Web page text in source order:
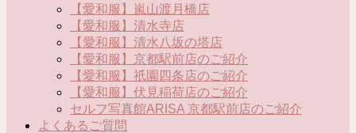
【愛和服】嵐山渡月橋店
【愛和服】清水寺店
【愛和服】清水八坂の塔店
【愛和服】京都駅前店のご紹介
【愛和服】祇園四条店のご紹介
【愛和服】伏見稲荷店のご紹介
セルフ写真館ARISA 京都駅前店のご紹介
よくあるご質問